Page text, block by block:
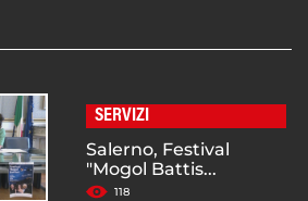
SERVIZI
Salerno, Festival
"Mogol Battis...
118